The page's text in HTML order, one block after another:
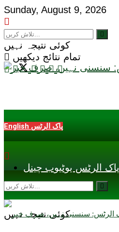
Sunday, August 9, 2026
کوئی نتیجہ نہیں
تمام نتائج دیکھیں
English پاک الرٹس
پاک الرٹس یوٹیوب چینل
کوئی نتیجہ نہیں